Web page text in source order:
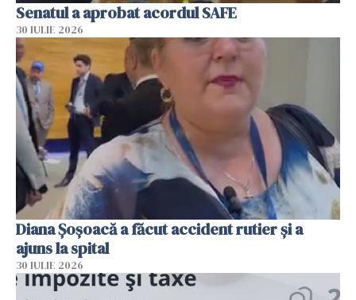
Senatul a aprobat acordul SAFE
30 IULIE 2026
Diana Șoșoacă a făcut accident rutier și a
ajuns la spital
30 IULIE 2026